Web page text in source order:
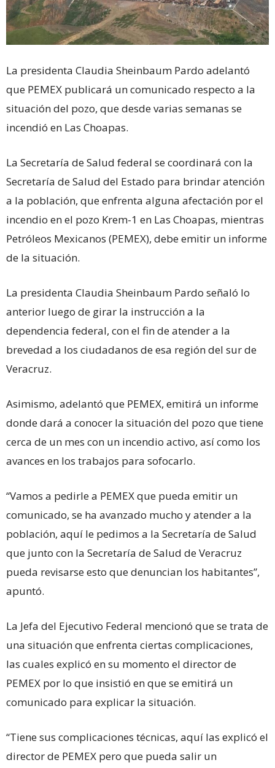
La presidenta Claudia Sheinbaum Pardo adelantó
que PEMEX publicará un comunicado respecto a la
situación del pozo, que desde varias semanas se
incendió en Las Choapas.
La Secretaría de Salud federal se coordinará con la
Secretaría de Salud del Estado para brindar atención
a la población, que enfrenta alguna afectación por el
incendio en el pozo Krem-1 en Las Choapas, mientras
Petróleos Mexicanos (PEMEX), debe emitir un informe
de la situación.
La presidenta Claudia Sheinbaum Pardo señaló lo
anterior luego de girar la instrucción a la
dependencia federal, con el fin de atender a la
brevedad a los ciudadanos de esa región del sur de
Veracruz.
Asimismo, adelantó que PEMEX, emitirá un informe
donde dará a conocer la situación del pozo que tiene
cerca de un mes con un incendio activo, así como los
avances en los trabajos para sofocarlo.
“Vamos a pedirle a PEMEX que pueda emitir un
comunicado, se ha avanzado mucho y atender a la
población, aquí le pedimos a la Secretaría de Salud
que junto con la Secretaría de Salud de Veracruz
pueda revisarse esto que denuncian los habitantes”,
apuntó.
La Jefa del Ejecutivo Federal mencionó que se trata de
una situación que enfrenta ciertas complicaciones,
las cuales explicó en su momento el director de
PEMEX por lo que insistió en que se emitirá un
comunicado para explicar la situación.
“Tiene sus complicaciones técnicas, aquí las explicó el
director de PEMEX pero que pueda salir un